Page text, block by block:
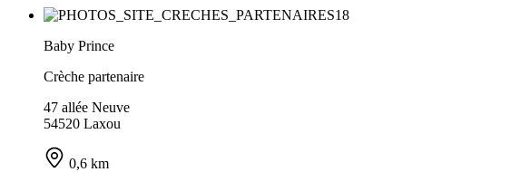
Baby Prince
Crèche partenaire
47 allée Neuve
54520 Laxou
0,6 km